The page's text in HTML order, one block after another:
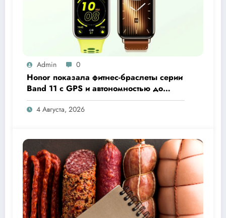
Admin 0
Honor показала фитнес-браслеты серии
Band 11 с GPS и автономностью до
26 дней
4 Августа, 2026